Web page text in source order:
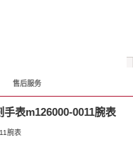
售后服务
表m126000-0011腕表
腕表